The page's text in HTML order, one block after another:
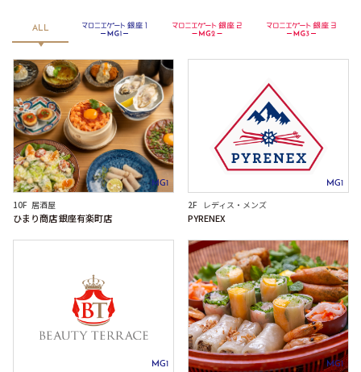
ALL
マロニエゲート銀座３
MG1
10F 居酒屋
ひまり商店 銀座有楽町店
MG1
2F レディス・メンズ
PYRENEX
MG1 MG1